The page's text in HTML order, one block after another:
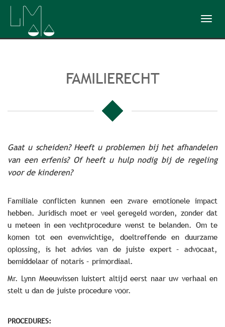
FAMILIERECHT
Gaat u scheiden? Heeft u problemen bij het afhandelen
van een erfenis? Of heeft u hulp nodig bij de regeling
voor de kinderen?
Familiale conflicten kunnen een zware emotionele impact
hebben. Juridisch moet er veel geregeld worden, zonder dat
u meteen in een vechtprocedure wenst te belanden. Om te
komen tot een evenwichtige, doeltreffende en duurzame
oplossing, is het advies van de juiste expert – advocaat,
bemiddelaar of notaris – primordiaal.
Mr. Lynn Meeuwissen luistert altijd eerst naar uw verhaal en
stelt u dan de juiste procedure voor.
PROCEDURES: